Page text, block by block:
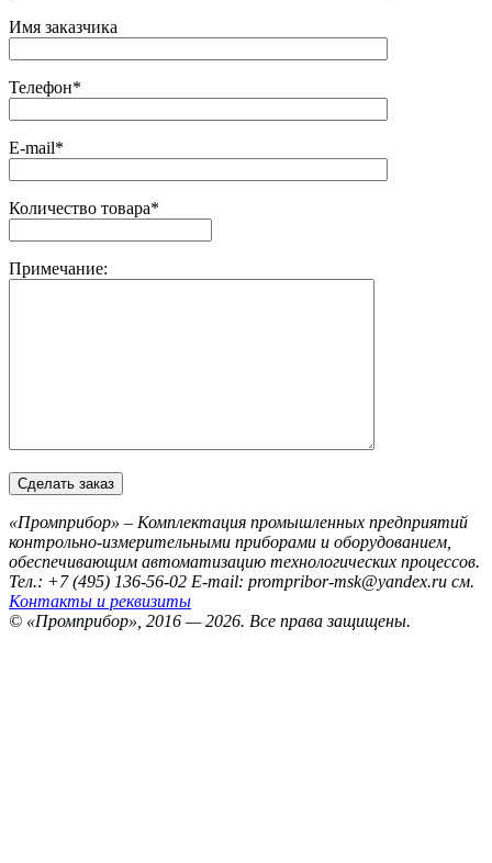
Имя заказчика
Телефон*
E-mail*
Количество товара*
Примечание:
«Промприбор» – Комплектация промышленных предприятий
контрольно-измерительными приборами и оборудованием,
обеспечивающим автоматизацию технологических процессов.
Тел.: +7 (495) 136-56-02 E-mail: prompribor-msk@yandex.ru см.
Контакты и реквизиты
© «Промприбор», 2016 — 2026. Все права защищены.